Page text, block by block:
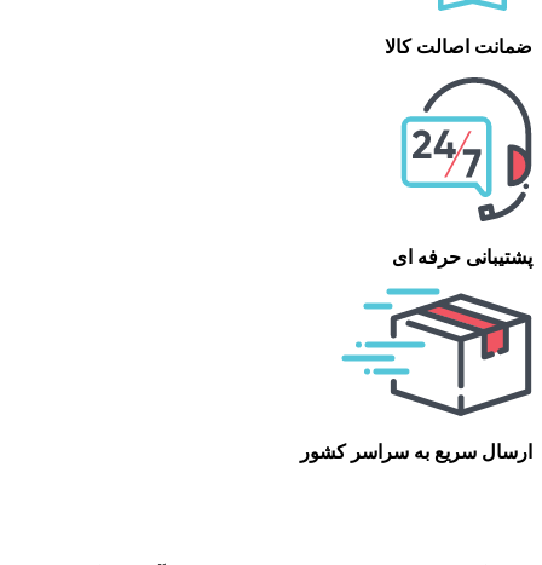
ضمانت اصالت کالا
پشتیبانی حرفه ای
ارسال سریع به سراسر کشور